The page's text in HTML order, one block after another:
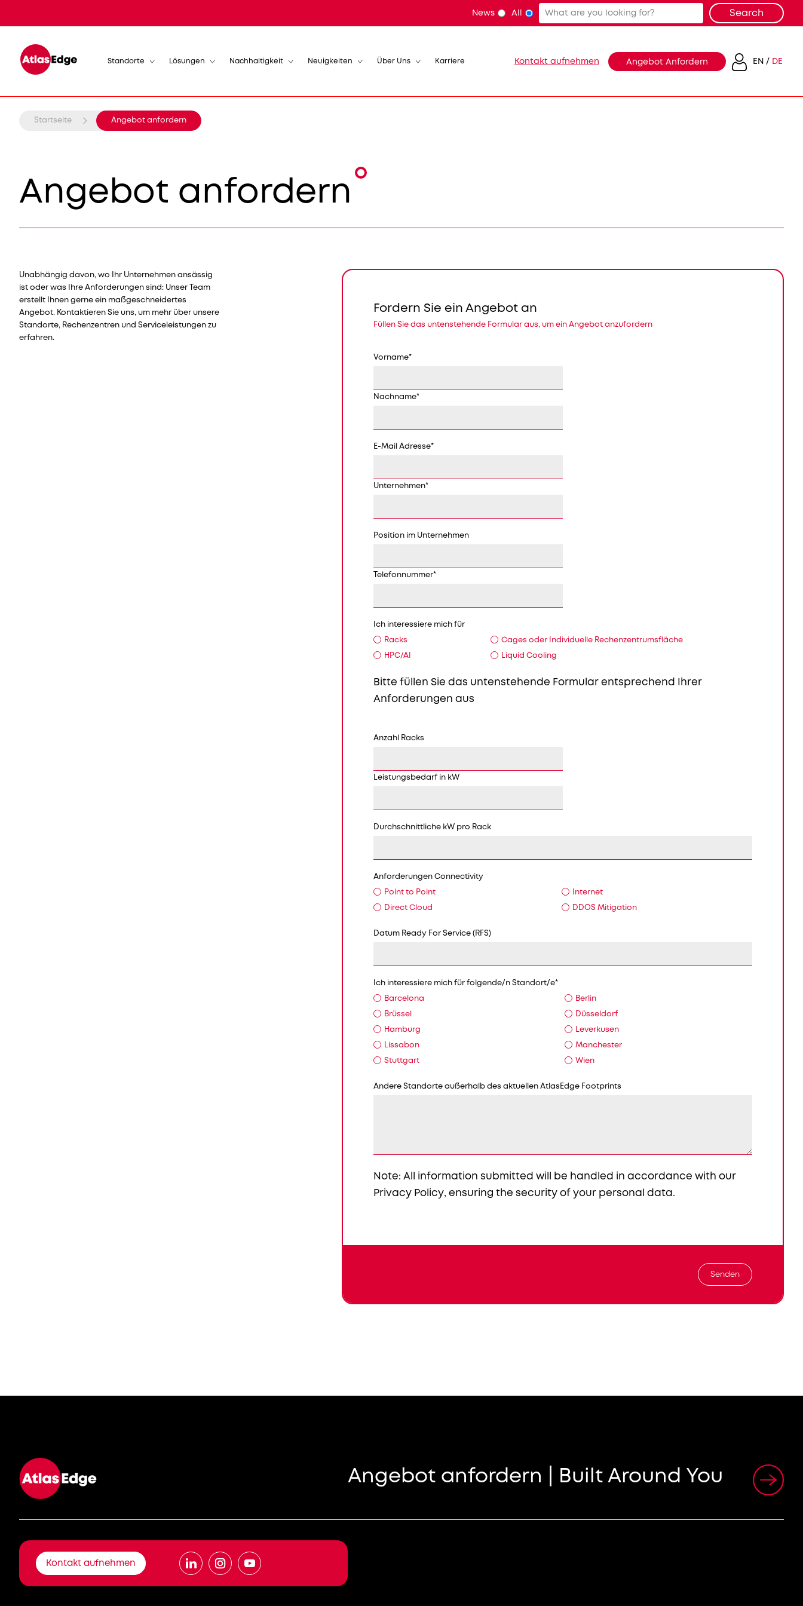
News All
Standorte Lösungen Nachhaltigkeit Neuigkeiten Über Uns Karriere Kontakt aufnehmen Angebot Anfordern EN DE
Startseite Angebot anfordern
Angebot anfordern
Unabhängig davon, wo Ihr Unternehmen ansässig
ist oder was Ihre Anforderungen sind: Unser Team
erstellt Ihnen gerne ein maßgeschneidertes
Angebot. Kontaktieren Sie uns, um mehr über unsere
Standorte, Rechenzentren und Serviceleistungen zu
erfahren.
Fordern Sie ein Angebot an
Füllen Sie das untenstehende Formular aus, um ein Angebot anzufordern
Vorname*
Nachname*
E-Mail Adresse*
Unternehmen*
Position im Unternehmen
Telefonnummer*
Ich interessiere mich für
Racks Cages oder Individuelle Rechenzentrumsfläche
HPC/AI Liquid Cooling
Bitte füllen Sie das untenstehende Formular entsprechend Ihrer
Anforderungen aus
Anzahl Racks
Leistungsbedarf in kW
Durchschnittliche kW pro Rack
Anforderungen Connectivity
Point to Point Internet
Direct Cloud DDOS Mitigation
Datum Ready For Service (RFS)
Ich interessiere mich für folgende/n Standort/e*
Barcelona Berlin
Brüssel Düsseldorf
Hamburg Leverkusen
Lissabon Manchester
Stuttgart Wien
Andere Standorte außerhalb des aktuellen AtlasEdge Footprints
Note: All information submitted will be handled in accordance with our
Privacy Policy, ensuring the security of your personal data.
Angebot anfordern | Built Around You
Kontakt aufnehmen